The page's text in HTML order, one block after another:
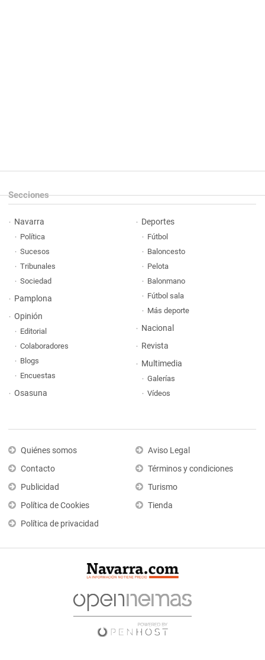
Secciones
Navarra
Política
Sucesos
Tribunales
Sociedad
Pamplona
Opinión
Editorial
Colaboradores
Blogs
Encuestas
Osasuna
Deportes
Fútbol
Baloncesto
Pelota
Balonmano
Fútbol sala
Más deporte
Nacional
Revista
Multimedia
Galerías
Vídeos
Quiénes somos
Contacto
Publicidad
Política de Cookies
Política de privacidad
Aviso Legal
Términos y condiciones
Turismo
Tienda